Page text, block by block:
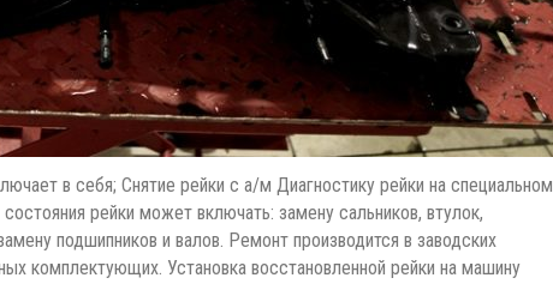
в себя; Снятие рейки с а/м Диагностику рейки на специальном
рейки может включать: замену сальников, втулок,
подшипников и валов. Ремонт производится в заводских
комплектующих. Установка восстановленной рейки на машину